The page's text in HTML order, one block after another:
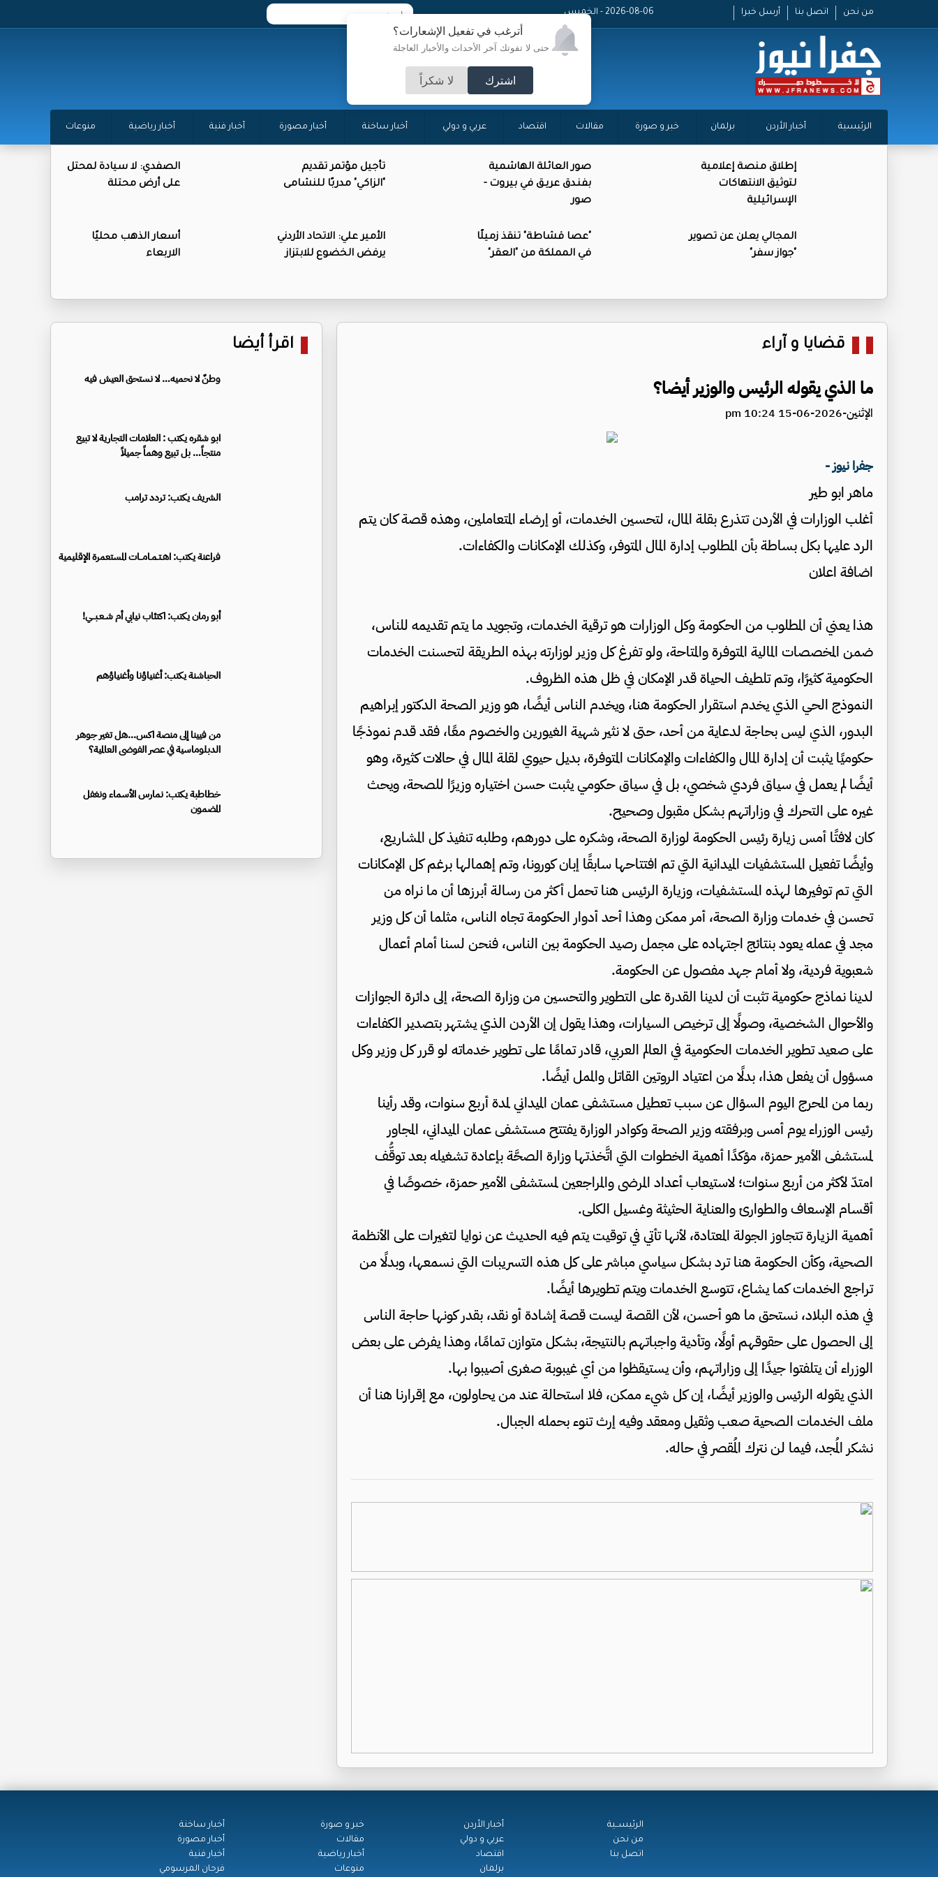
أترغب في تفعيل الإشعارات؟
حتى لا تفوتك آخر الأحداث والأخبار العاجلة
اشترك لا شكراً
من نحن اتصل بنا أرسل خبرا 2026-08-06 - الخميس
الرئيسية أخبار الأردن برلمان خبر و صورة مقالات اقتصاد عربي و دولي أخبار ساخنة أخبار مصورة أخبار فنية أخبار رياضية منوعات
إطلاق منصة إعلامية
لتوثيق الانتهاكات
الإسرائيلية
صور العائلة الهاشمية
بفنـدق عريـق في بيروت -
صور
تأجيل مؤتمر تقديم
"الزاكي" مدربًا للنشامى
الصفدي: لا سيادة لمحتل
على أرض محتلة
المجالي يعلن عن تصوير
"جواز سفر"
"عصا قشاطة" تنقذ زميلًا
في المملكة من "العقر"
الأمير علي: الاتحاد الأردني
يرفض الخضوع للابتزاز
أسعار الذهب محليًا
الاربعاء
قضايا و آراء
ما الذي يقوله الرئيس والوزير أيضا؟
الإثنين-2026-06-15 10:24 pm
جفرا نيوز -
ماهر ابو طير
أغلب الوزارات في الأردن تتذرع بقلة المال، لتحسين الخدمات، أو إرضاء المتعاملين، وهذه قصة كان يتم
الرد عليها بكل بساطة بأن المطلوب إدارة المال المتوفر، وكذلك الإمكانات والكفاءات.
اضافة اعلان
هذا يعني أن المطلوب من الحكومة وكل الوزارات هو ترقية الخدمات، وتجويد ما يتم تقديمه للناس،
ضمن المخصصات المالية المتوفرة والمتاحة، ولو تفرغ كل وزير لوزارته بهذه الطريقة لتحسنت الخدمات
الحكومية كثيرًا، وتم تلطيف الحياة قدر الإمكان في ظل هذه الظروف.
النموذج الحي الذي يخدم استقرار الحكومة هنا، ويخدم الناس أيضًا، هو وزير الصحة الدكتور إبراهيم
البدور، الذي ليس بحاجة لدعاية من أحد، حتى لا نثير شهية الغيورين والخصوم معًا، فقد قدم نموذجًا
حكوميًا يثبت أن إدارة المال والكفاءات والإمكانات المتوفرة، بديل حيوي لقلة المال في حالات كثيرة، وهو
أيضًا لم يعمل في سياق فردي شخصي، بل في سياق حكومي يثبت حسن اختياره وزيرًا للصحة، ويحث
غيره على التحرك في وزاراتهم بشكل مقبول وصحيح.
كان لافتًا أمس زيارة رئيس الحكومة لوزارة الصحة، وشكره على دورهم، وطلبه تنفيذ كل المشاريع،
وأيضًا تفعيل المستشفيات الميدانية التي تم افتتاحها سابقًا إبان كورونا، وتم إهمالها برغم كل الإمكانات
التي تم توفيرها لهذه المستشفيات، وزيارة الرئيس هنا تحمل أكثر من رسالة أبرزها أن ما نراه من
تحسن في خدمات وزارة الصحة، أمر ممكن وهذا أحد أدوار الحكومة تجاه الناس، مثلما أن كل وزير
مجد في عمله يعود بنتائج اجتهاده على مجمل رصيد الحكومة بين الناس، فنحن لسنا أمام أعمال
شعبوية فردية، ولا أمام جهد مفصول عن الحكومة.
لدينا نماذج حكومية تثبت أن لدينا القدرة على التطوير والتحسين من وزارة الصحة، إلى دائرة الجوازات
والأحوال الشخصية، وصولًا إلى ترخيص السيارات، وهذا يقول إن الأردن الذي يشتهر بتصدير الكفاءات
على صعيد تطوير الخدمات الحكومية في العالم العربي، قادر تمامًا على تطوير خدماته لو قرر كل وزير وكل
مسؤول أن يفعل هذا، بدلًا من اعتياد الروتين القاتل والممل أيضًا.
ربما من المحرج اليوم السؤال عن سبب تعطيل مستشفى عمان الميداني لمدة أربع سنوات، وقد رأينا
رئيس الوزراء يوم أمس وبرفقته وزير الصحة وكوادر الوزارة يفتتح مستشفى عمان الميداني، المجاور
لمستشفى الأمير حمزة، مؤكدًا أهمية الخطوات التي اتَّخذتها وزارة الصحَّة بإعادة تشغيله بعد توقُّف
امتدّ لأكثر من أربع سنوات؛ لاستيعاب أعداد المرضى والمراجعين لمستشفى الأمير حمزة، خصوصًا في
أقسام الإسعاف والطوارئ والعناية الحثيثة وغسيل الكلى.
أهمية الزيارة تتجاوز الجولة المعتادة، لأنها تأتي في توقيت يتم فيه الحديث عن نوايا لتغيرات على الأنظمة
الصحية، وكأن الحكومة هنا ترد بشكل سياسي مباشر على كل هذه التسريبات التي نسمعها، وبدلًا من
تراجع الخدمات كما يشاع، تتوسع الخدمات ويتم تطويرها أيضًا.
في هذه البلاد، نستحق ما هو أحسن، لأن القصة ليست قصة إشادة أو نقد، بقدر كونها حاجة الناس
إلى الحصول على حقوقهم أولًا، وتأدية واجباتهم بالنتيجة، بشكل متوازن تمامًا، وهذا يفرض على بعض
الوزراء أن يتلفتوا جيدًا إلى وزاراتهم، وأن يستيقظوا من أي غيبوبة صغرى أصيبوا بها.
الذي يقوله الرئيس والوزير أيضًا، إن كل شيء ممكن، فلا استحالة عند من يحاولون، مع إقرارنا هنا أن
ملف الخدمات الصحية صعب وثقيل ومعقد وفيه إرث تنوء بحمله الجبال.
نشكر المُجد، فيما لن نترك المُقصر في حاله.
اقرأ أيضا
وطنٌ لا نحميه… لا نستحق العيش فيه
ابو شقره يكتب : العلامات التجارية لا تبيع
منتجاً… بل تبيع وهماً جميلاً
الشريف يكتب: تردد ترامب
فراعنة يكتب: اهـتـمـامــات المستعمرة الإقليمية
أبو رمان يكتب: اكتئاب نيابي أم شـعـبــي!
الحباشنة يكتب: أغنياؤنا وأغنياؤهم
من فيينا إلى منصة اكس...هل تغير جوهر
الدبلوماسية في عصر الفوضى العالمية؟
خطاطبة يكتب: نمارس الأسماء ونغفل
المضمون
الرئيســية
من نحن
اتصل بنا
أخبار الأردن
عربي و دولي
اقتصاد
برلمان
خبر و صورة
مقالات
أخبار رياضية
منوعات
أخبار ساخنة
أخبار مصورة
أخبار فنية
فرحان المرسومي